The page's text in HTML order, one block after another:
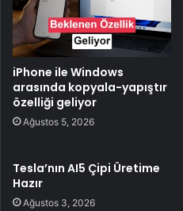
iPhone ile Windows
arasında kopyala-yapıştır
özelliği geliyor
Ağustos 5, 2026
Tesla’nın AI5 Çipi Üretime
Hazır
Ağustos 3, 2026